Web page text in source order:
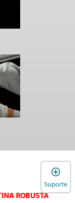
ROBUSTA
Suporte